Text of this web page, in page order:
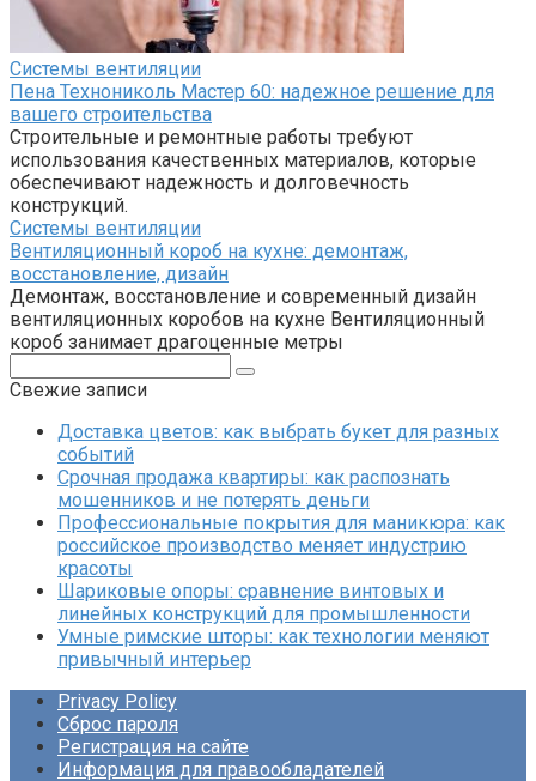
Системы вентиляции
Пена Технониколь Мастер 60: надежное решение для
вашего строительства
Строительные и ремонтные работы требуют
использования качественных материалов, которые
обеспечивают надежность и долговечность
конструкций.
Системы вентиляции
Вентиляционный короб на кухне: демонтаж,
восстановление, дизайн
Демонтаж, восстановление и современный дизайн
вентиляционных коробов на кухне Вентиляционный
короб занимает драгоценные метры
Свежие записи
Доставка цветов: как выбрать букет для разных
событий
Срочная продажа квартиры: как распознать
мошенников и не потерять деньги
Профессиональные покрытия для маникюра: как
российское производство меняет индустрию
красоты
Шариковые опоры: сравнение винтовых и
линейных конструкций для промышленности
Умные римские шторы: как технологии меняют
привычный интерьер
Privacy Policy
Сброс пароля
Регистрация на сайте
Информация для правообладателей